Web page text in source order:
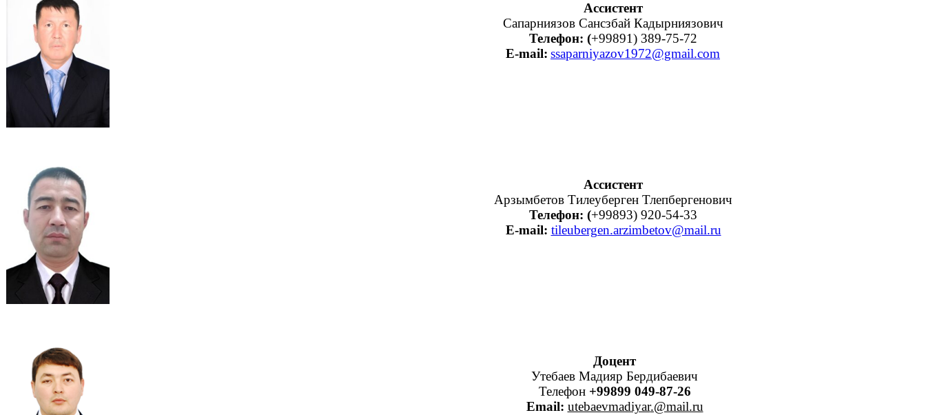
Ассистент
Сапарниязов Сансзбай Кадырниязович
Телефон: (+99891) 389-75-72
E-mail: ssaparniyazov1972@gmail.com
Ассистент
Арзымбетов Тилеуберген Тлепбергенович
Телефон: (+99893) 920-54-33
E-mail: tileubergen.arzimbetov@mail.ru
Доцент
Утебаев Мадияр Бердибаевич
Телефон +99899 049-87-26
Email: utebaevmadiyar.@mail.ru